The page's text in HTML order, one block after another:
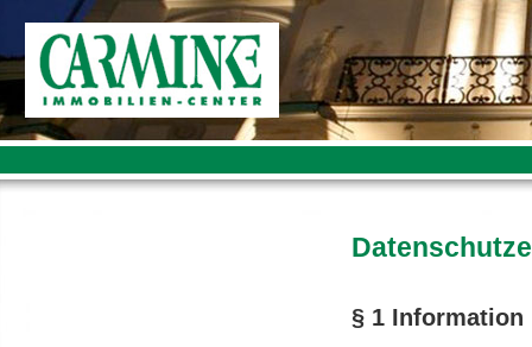
§ 1 Information